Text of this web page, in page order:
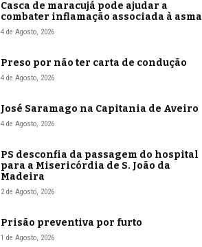
Casca de maracujá pode ajudar a
combater inflamação associada à asma
4 de Agosto, 2026
Preso por não ter carta de condução
4 de Agosto, 2026
José Saramago na Capitania de Aveiro
4 de Agosto, 2026
PS desconfia da passagem do hospital
para a Misericórdia de S. João da
Madeira
2 de Agosto, 2026
Prisão preventiva por furto
1 de Agosto, 2026